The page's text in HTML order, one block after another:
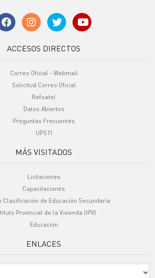
ACCESOS DIRECTOS
Correo Oficial - Webmail
Solicitud Correo Oficial
Refsatel
Datos Abiertos
Preguntas Frecuentes
UPSTI
MÁS VISITADOS
Licitaciones
Capacitaciones
Clasificación de Educación Secundaria
Provincial de la Vivienda (IPV)
Educación
ENLACES